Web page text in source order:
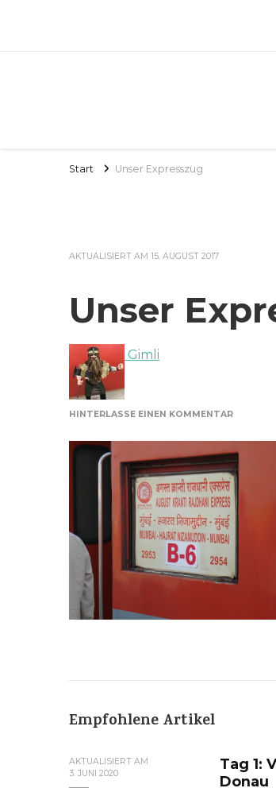
Start Unser Expresszug
AKTUALISIERT AM 15. AUGUST 2017
Unser
Gimli
HINTERLASSE EINEN KOMMENTARZU
Empfohlene Artikel
AKTUALISIERT AM
3. JUNI 2020
Tag 1:
Donau